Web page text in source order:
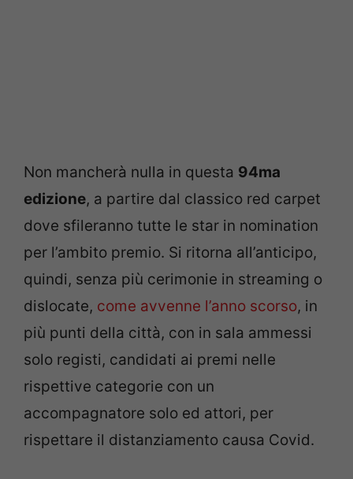
Non mancherà nulla in questa 94ma
edizione, a partire dal classico red carpet
dove sfileranno tutte le star in nomination
per l’ambito premio. Si ritorna all’anticipo,
quindi, senza più cerimonie in streaming o
dislocate, come avvenne l’anno scorso, in
più punti della città, con in sala ammessi
solo registi, candidati ai premi nelle
rispettive categorie con un
accompagnatore solo ed attori, per
rispettare il distanziamento causa Covid.